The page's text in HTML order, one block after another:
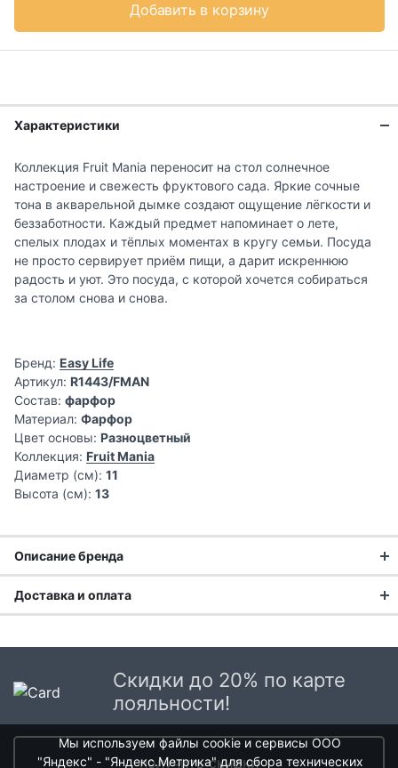
Добавить в корзину
Характеристики
Коллекция Fruit Mania переносит на стол солнечное
настроение и свежесть фруктового сада. Яркие сочные
тона в акварельной дымке создают ощущение лёгкости и
беззаботности. Каждый предмет напоминает о лете,
спелых плодах и тёплых моментах в кругу семьи. Посуда
не просто сервирует приём пищи, а дарит искреннюю
радость и уют. Это посуда, с которой хочется собираться
за столом снова и снова.
Бренд: Easy Life
Артикул: R1443/FMAN
Состав: фарфор
Материал: Фарфор
Цвет основы: Разноцветный
Коллекция: Fruit Mania
Диаметр (см): 11
Высота (см): 13
Описание бренда
Доставка и оплата
Доставка в Москве и области
В Москве и Московской области доставка курьером до
Стоимость доставки в Москве в пределах МКАД399 руб.
в Московской Области и Москве за МКАД599 руб.
Скидки до 20% по карте
лояльности!
получить скидки
Мы используем файлы cookie и сервисы ООО
"Яндекс" - "Яндекс.Метрика" для сбора технических